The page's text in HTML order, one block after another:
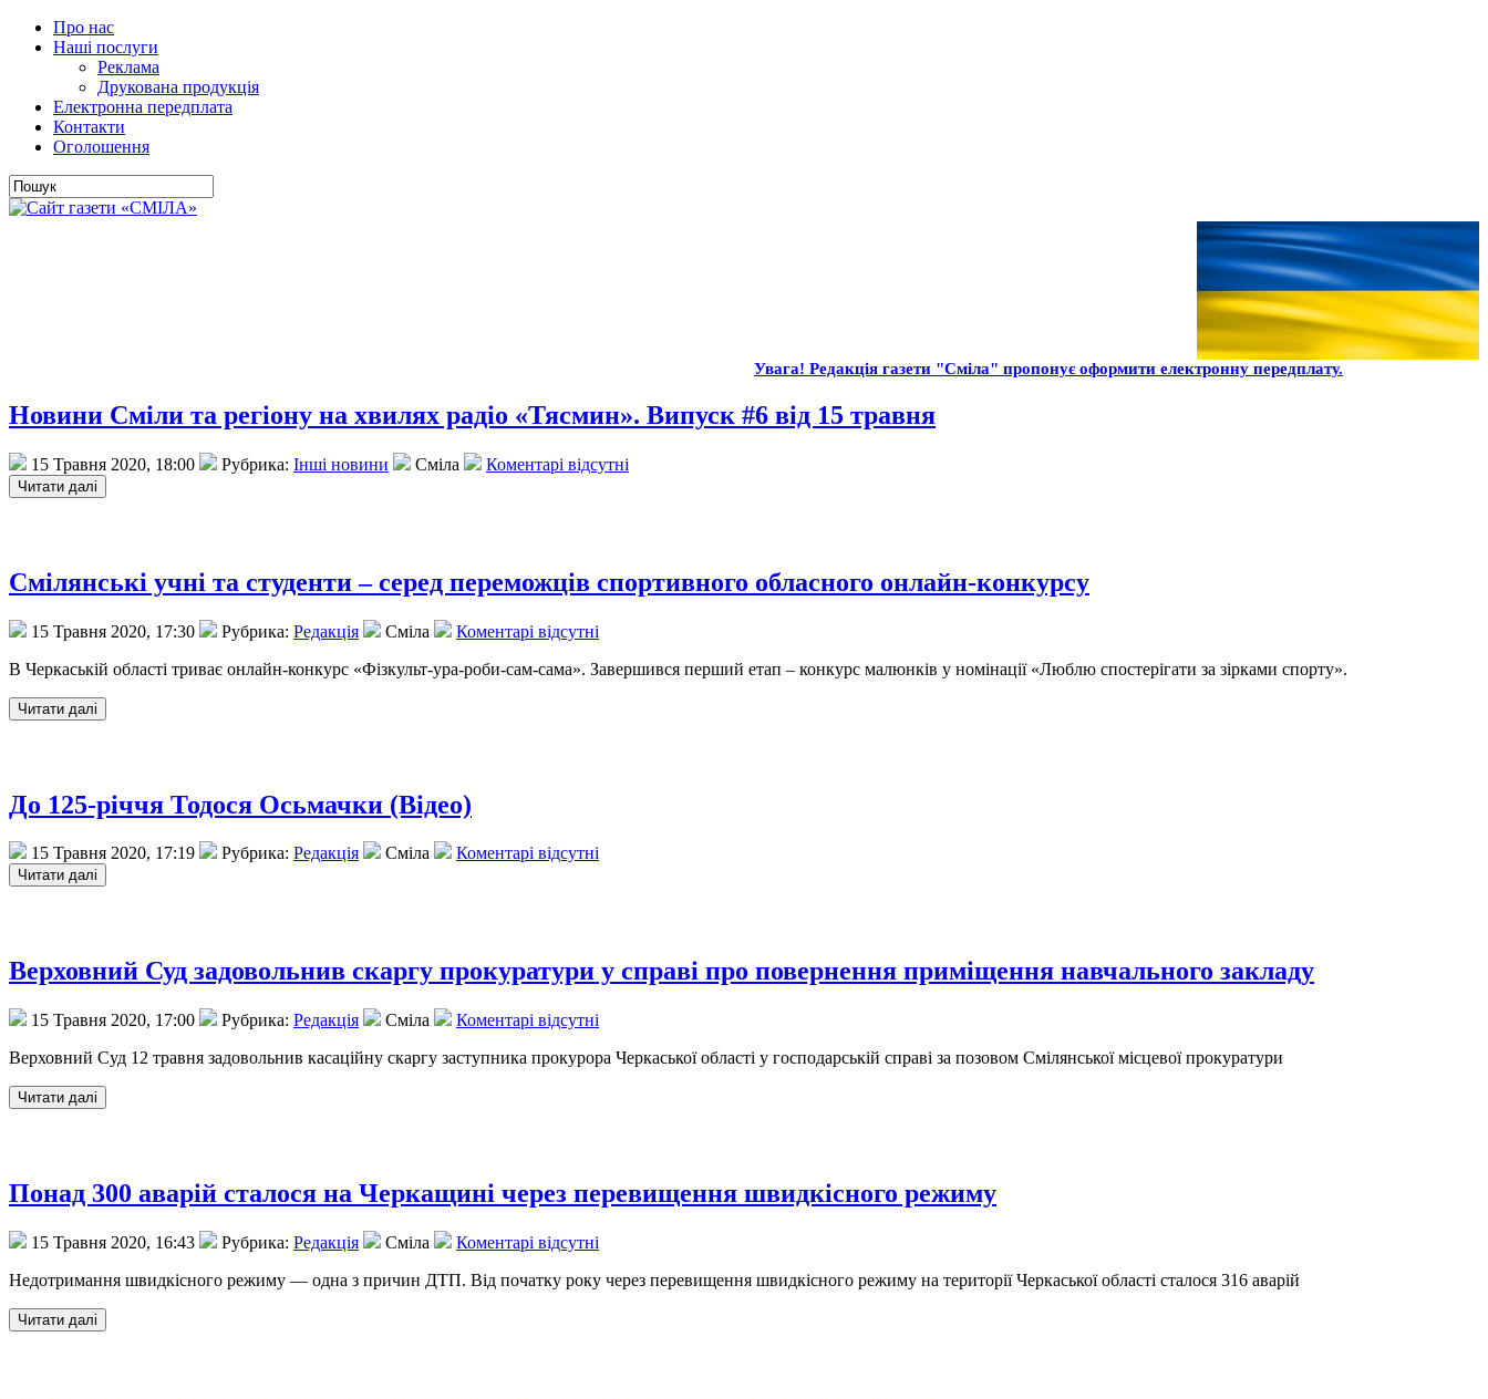
Про нас
Наші послуги
Реклама
Друкована продукція
Електронна передплата
Контакти
Оголошення
Увага! Редакція газети "Сміла" пропонує оформити електронну передплату.
Новини Сміли та регіону на хвилях радіо «Тясмин». Випуск #6 від 15 травня
15 Травня 2020, 18:00 Рубрика: Інші новини Сміла Коментарі відсутні
Смілянські учні та студенти – серед переможців спортивного обласного онлайн-конкурсу
15 Травня 2020, 17:30 Рубрика: Редакція Сміла
Коментарі відсутні
В Черкаській області триває онлайн-конкурс «Фізкульт-ура-роби-сам-сама». Завершився перший етап – конкурс малюнків у номінації «Люблю спостерігати за зірками спорту».
До 125-річчя Тодося Осьмачки (Відео)
15 Травня 2020, 17:19 Рубрика: Редакція Сміла Коментарі відсутні
Верховний Суд задовольнив скаргу прокуратури у справі про повернення приміщення навчального закладу
15 Травня 2020, 17:00 Рубрика: Редакція Сміла
Коментарі відсутні
Верховний Суд 12 травня задовольнив касаційну скаргу заступника прокурора Черкаської області у господарській справі за позовом Смілянської місцевої прокуратури
Понад 300 аварій сталося на Черкащині через перевищення швидкісного режиму
15 Травня 2020, 16:43 Рубрика: Редакція Сміла
Коментарі відсутні
Недотримання швидкісного режиму — одна з причин ДТП. Від початку року через перевищення швидкісного режиму на території Черкаської області сталося 316 аварій